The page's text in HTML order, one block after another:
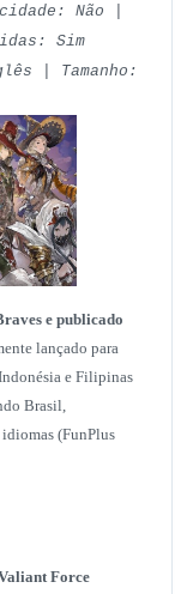
Não |
Sim
| Tamanho:
e publicado
lançado para
e Filipinas
Brasil,
(FunPlus
Force